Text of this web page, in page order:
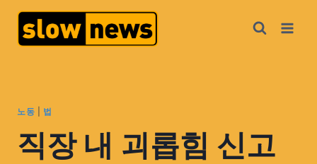
노동 법
직장 내 괴롭힘 신고